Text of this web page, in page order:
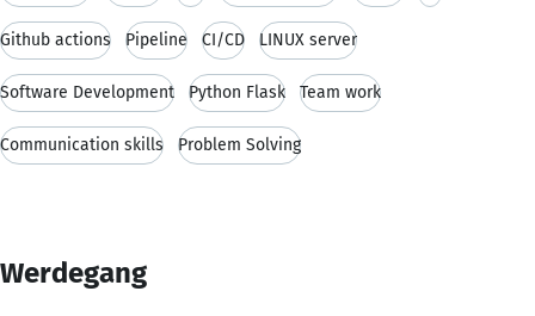
Github actions Pipeline CI/CD LINUX server
Software Development Python Flask Team work
Communication skills Problem Solving
Werdegang